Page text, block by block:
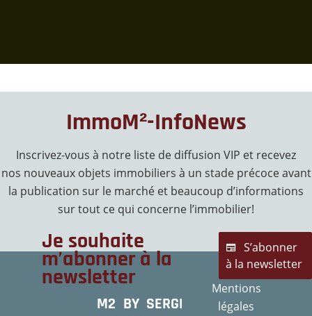
ImmoM²-InfoNews
Inscrivez-vous à notre liste de diffusion VIP et recevez
nos nouveaux objets immobiliers à un stade précoce avant
la publication sur le marché et beaucoup d’informations
sur tout ce qui concerne l’immobilier!
Je souhaite
m’abonner à la
newsletter
S’abonner
à la newsletter
M2 BY SERGE
Mentions
légales